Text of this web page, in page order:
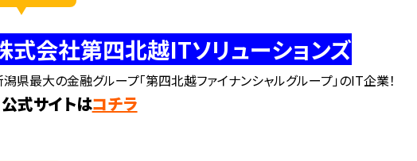
式会社第四北越ITソリューションズ
県最大の金融グループ「第四北越ファイナンシャルグループ」のIT企業！
公式サイトはコチラ